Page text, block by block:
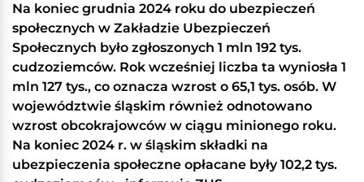
Na koniec grudnia 2024 roku do ubezpieczeń
społecznych w Zakładzie Ubezpieczeń
Społecznych było zgłoszonych 1 mln 192 tys.
cudzoziemców. Rok wcześniej liczba ta wyniosła 1
mln 127 tys., co oznacza wzrost o 65,1 tys. osób. W
województwie śląskim również odnotowano
wzrost obcokrajowców w ciągu minionego roku.
Na koniec 2024 r. w śląskim składki na
ubezpieczenia społeczne opłacane były 102,2 tys.